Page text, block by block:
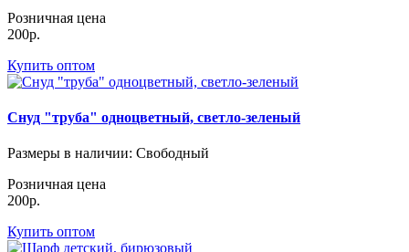
Розничная цена
200р.
Купить оптом
Снуд "труба" одноцветный, светло-зеленый
Размеры в наличии: Свободный
Розничная цена
200р.
Купить оптом